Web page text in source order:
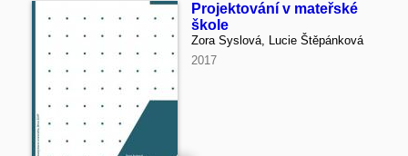
Projektování v mateřské
škole
Zora Syslová, Lucie Štěpánková
2017